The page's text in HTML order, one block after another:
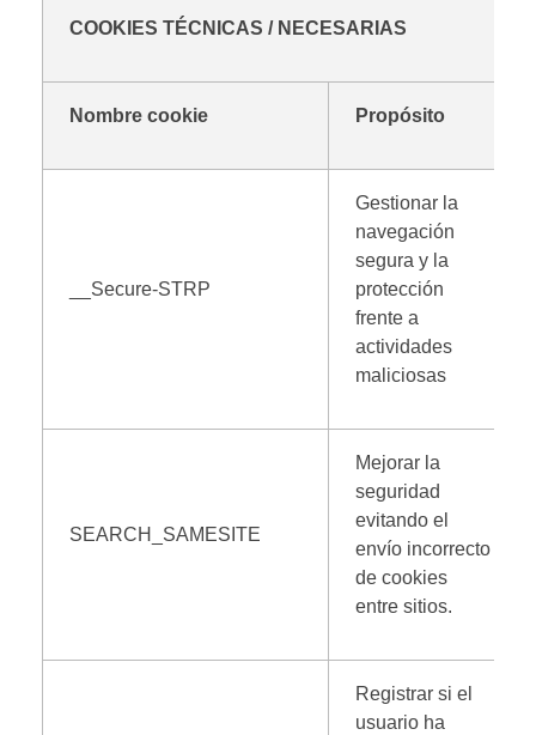
COOKIES TÉCNICAS / NECESARIAS
Nombre cookie Propósito
__Secure-STRP
Gestionar la
navegación
segura y la
protección
frente a
actividades
maliciosas
SEARCH_SAMESITE
Mejorar la
seguridad
evitando el
envío incorrecto
de cookies
entre sitios.
Registrar si el
usuario ha